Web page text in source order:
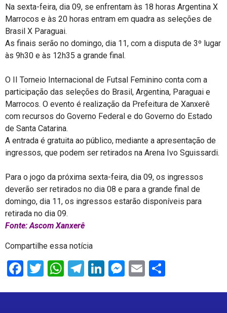
Na sexta-feira, dia 09, se enfrentam às 18 horas Argentina X
Marrocos e às 20 horas entram em quadra as seleções de
Brasil X Paraguai.
As finais serão no domingo, dia 11, com a disputa de 3º lugar
às 9h30 e às 12h35 a grande final.
O II Torneio Internacional de Futsal Feminino conta com a
participação das seleções do Brasil, Argentina, Paraguai e
Marrocos. O evento é realização da Prefeitura de Xanxerê
com recursos do Governo Federal e do Governo do Estado
de Santa Catarina.
A entrada é gratuita ao público, mediante a apresentação de
ingressos, que podem ser retirados na Arena Ivo Sguissardi.
Para o jogo da próxima sexta-feira, dia 09, os ingressos
deverão ser retirados no dia 08 e para a grande final de
domingo, dia 11, os ingressos estarão disponíveis para
retirada no dia 09.
Fonte: Ascom Xanxerê
Compartilhe essa notícia
Facebook
Twitter
WhatsApp
Telegram
LinkedIn
Messenger
Email